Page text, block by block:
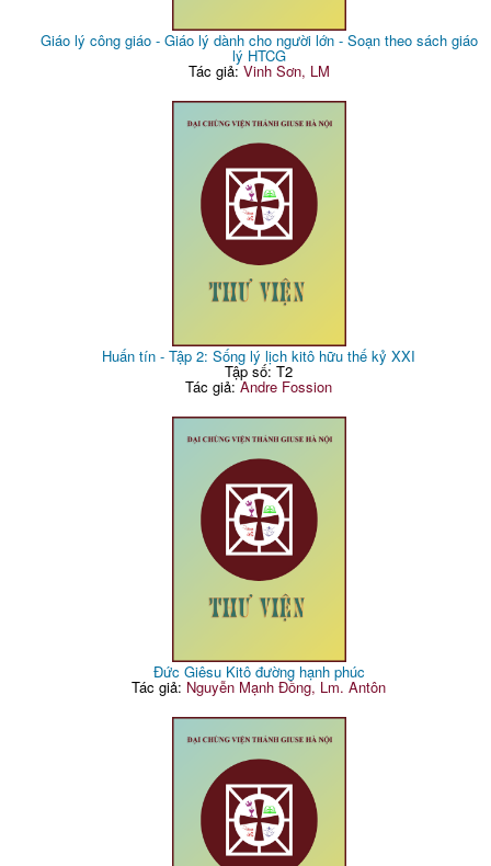
Giáo lý công giáo - Giáo lý dành cho người lớn - Soạn theo sách giáo
lý HTCG
Tác giả: Vinh Sơn, LM
Huấn tín - Tập 2: Sống lý lịch kitô hữu thế kỷ XXI
Tập số: T2
Tác giả:Andre Fossion
Đức Giêsu Kitô đường hạnh phúc
Tác giả: Nguyễn Mạnh Đồng, Lm. Antôn